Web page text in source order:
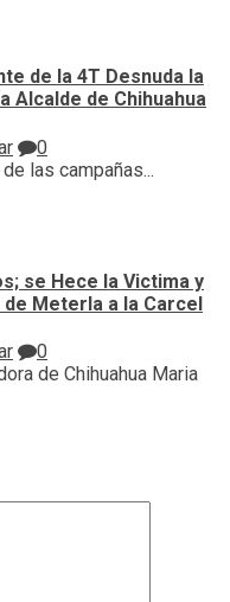
de la 4T Desnuda la
Alcalde de Chihuahua
0
las campañas...
se Hece la Victima y
de Meterla a la Carcel
0
de Chihuahua Maria